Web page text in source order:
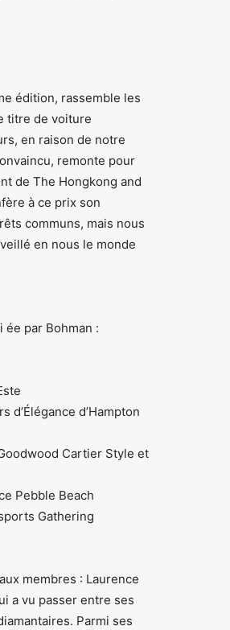
édition, rassemble les
titre de voiture
en raison de notre
remonte pour
de The Hongkong and
à ce prix son
communs, mais nous
en nous le monde
ée par Bohman :
d’Élégance d’Hampton
Cartier Style et
Pebble Beach
Gathering
membres : Laurence
a vu passer entre ses
Parmi ses